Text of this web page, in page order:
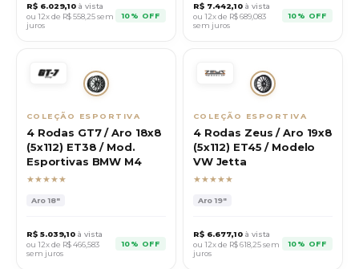
R$ 6.029,10 à vista
ou 12x de R$558,25sem
juros
10% OFF
R$ 7.442,10 à vista
ou 12x de R$689,083
sem juros
10% OFF
COLEÇÃO ESPORTIVA
4 Rodas GT7 / Aro 18x8
(5x112) ET38 / Mod.
Esportivas BMW M4
★★★★★
Aro18"
R$ 5.039,10 à vista
ou 12x de R$466,583
sem juros
10% OFF
COLEÇÃO ESPORTIVA
4 Rodas Zeus / Aro 19x8
(5x112) ET45 / Modelo
VW Jetta
★★★★★
Aro19"
R$ 6.677,10 à vista
ou 12x de R$618,25sem
juros
10% OFF